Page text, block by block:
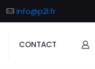
info@p2l.fr
CONTACT